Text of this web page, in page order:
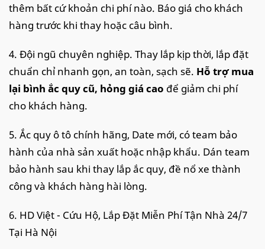
thêm bất cứ khoản chi phí nào. Báo giá cho khách
hàng trước khi thay hoặc câu bình.
4. Đội ngũ chuyên nghiệp. Thay lắp kịp thời, lắp đặt
chuẩn chỉ nhanh gọn, an toàn, sạch sẽ. Hỗ trợ mua
lại bình ắc quy cũ, hỏng giá cao để giảm chi phí
cho khách hàng.
5. Ắc quy ô tô chính hãng, Date mới, có team bảo
hành của nhà sản xuất hoặc nhập khẩu. Dán team
bảo hành sau khi thay lắp ắc quy, đề nổ xe thành
công và khách hàng hài lòng.
6. HD Việt - Cứu Hộ, Lắp Đặt Miễn Phí Tận Nhà 24/7
Tại Hà Nội